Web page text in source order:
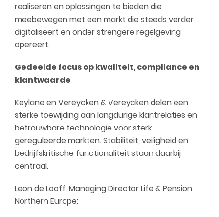
realiseren en oplossingen te bieden die
meebewegen met een markt die steeds verder
digitaliseert en onder strengere regelgeving
opereert.
Gedeelde focus op kwaliteit, compliance en
klantwaarde
Keylane en Vereycken & Vereycken delen een
sterke toewijding aan langdurige klantrelaties en
betrouwbare technologie voor sterk
gereguleerde markten. Stabiliteit, veiligheid en
bedrijfskritische functionaliteit staan daarbij
centraal.
Leon de Looff, Managing Director Life & Pension
Northern Europe: